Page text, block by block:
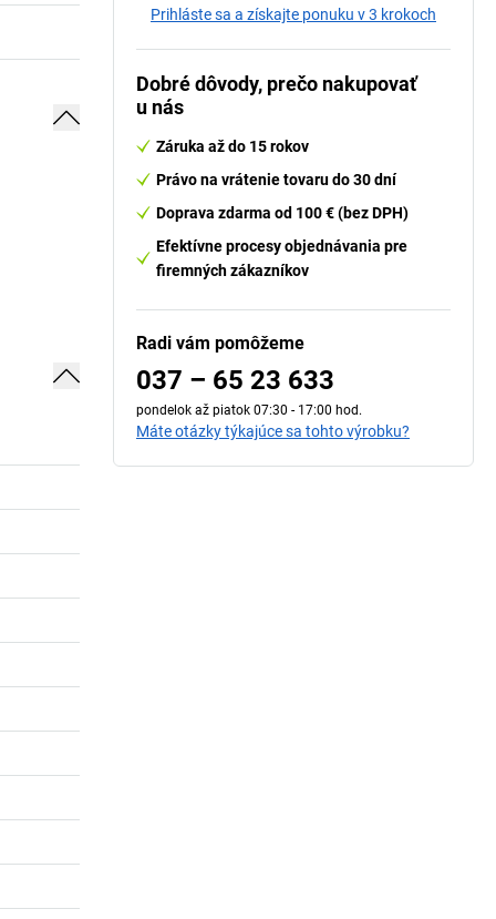
Prihláste sa a získajte ponuku v 3 krokoch
Dobré dôvody, prečo nakupovať
u nás
Záruka až do 15 rokov
Právo na vrátenie tovaru do 30 dní
Doprava zdarma od 100 € (bez DPH)
Efektívne procesy objednávania pre
firemných zákazníkov
Radi vám pomôžeme
037 – 65 23 633
pondelok až piatok 07:30 - 17:00 hod.
Máte otázky týkajúce sa tohto výrobku?